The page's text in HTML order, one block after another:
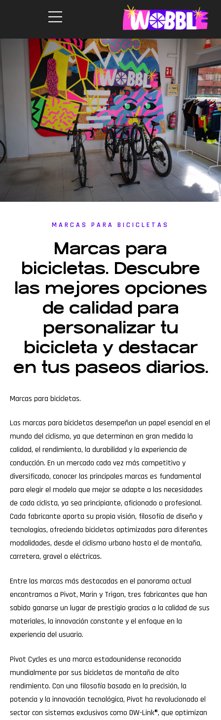
MARCAS PARA BICICLETAS
Marcas para
bicicletas. Descubre
las mejores opciones
de calidad para
personalizar tu
bicicleta y destacar
en tus paseos diarios.
Marcas para bicicletas.
Las marcas para bicicletas desempeñan un papel esencial en el
mundo del ciclismo, ya que determinan en gran medida la
calidad, el rendimiento, la durabilidad y la experiencia de
conducción. En un mercado cada vez más competitivo y
diversificado, conocer las principales marcas es fundamental
para elegir el modelo que mejor se adapte a las necesidades
de cada ciclista, ya sea principiante, aficionado o profesional.
Cada fabricante aporta su propia visión, filosofía de diseño y
tecnologías, ofreciendo bicicletas optimizadas para diferentes
modalidades, desde el ciclismo urbano hasta el de montaña,
carretera, gravel o eléctricas.
Entre las marcas más destacadas en el panorama actual
encontramos a Pivot, Marin y Trigon, tres fabricantes que han
sabido ganarse un lugar de prestigio gracias a la calidad de sus
materiales, la innovación constante y el enfoque en la
experiencia del usuario.
Pivot Cycles es una marca estadounidense reconocida
mundialmente por sus bicicletas de montaña de alto
rendimiento. Con una filosofía basada en la precisión, la
potencia y la innovación tecnológica, Pivot ha revolucionado el
sector con sistemas exclusivos como DW-Link®, que optimizan